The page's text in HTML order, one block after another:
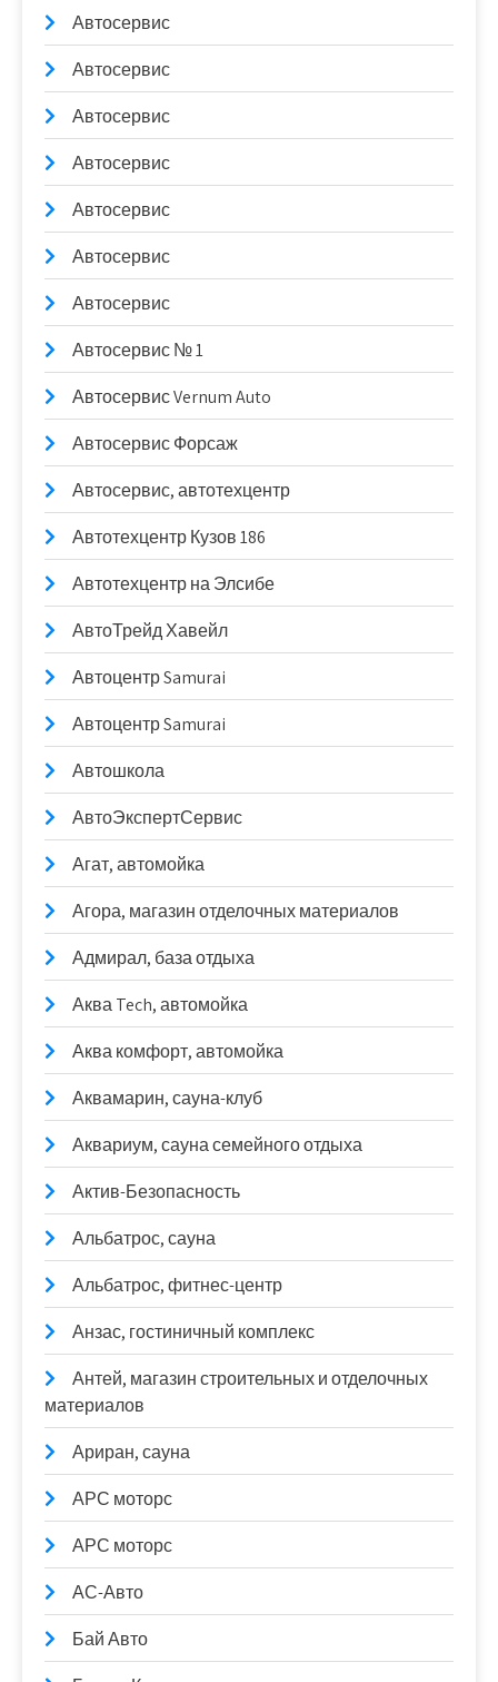
Автосервис
Автосервис
Автосервис
Автосервис
Автосервис
Автосервис
Автосервис
Автосервис № 1
Автосервис Vernum Auto
Автосервис Форсаж
Автосервис, автотехцентр
Автотехцентр Кузов 186
Автотехцентр на Элсибе
АвтоТрейд Хавейл
Автоцентр Samurai
Автоцентр Samurai
Автошкола
АвтоЭкспертСервис
Агат, автомойка
Агора, магазин отделочных материалов
Адмирал, база отдыха
Аква Tech, автомойка
Аква комфорт, автомойка
Аквамарин, сауна-клуб
Аквариум, сауна семейного отдыха
Актив-Безопасность
Альбатрос, сауна
Альбатрос, фитнес-центр
Анзас, гостиничный комплекс
Антей, магазин строительных и отделочных
материалов
Ариран, сауна
АРС моторс
АРС моторс
АС-Авто
Бай Авто